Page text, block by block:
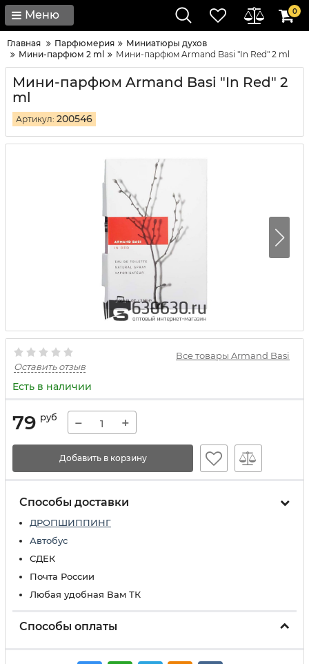
Меню 0
Главная Парфюмерия
Миниатюры духов
Мини-парфюм 2 ml
Мини-парфюм Armand Basi "In Red" 2 ml
Мини-парфюм Armand Basi "In Red" 2
ml
Артикул: 200546
Все товары Armand Basi
Оставить отзыв
Есть в наличии
79 руб − +
Добавить в корзину
Способы доставки
ДРОПШИППИНГ
Автобус
СДЕК
Почта России
Любая удобная Вам ТК
Способы оплаты